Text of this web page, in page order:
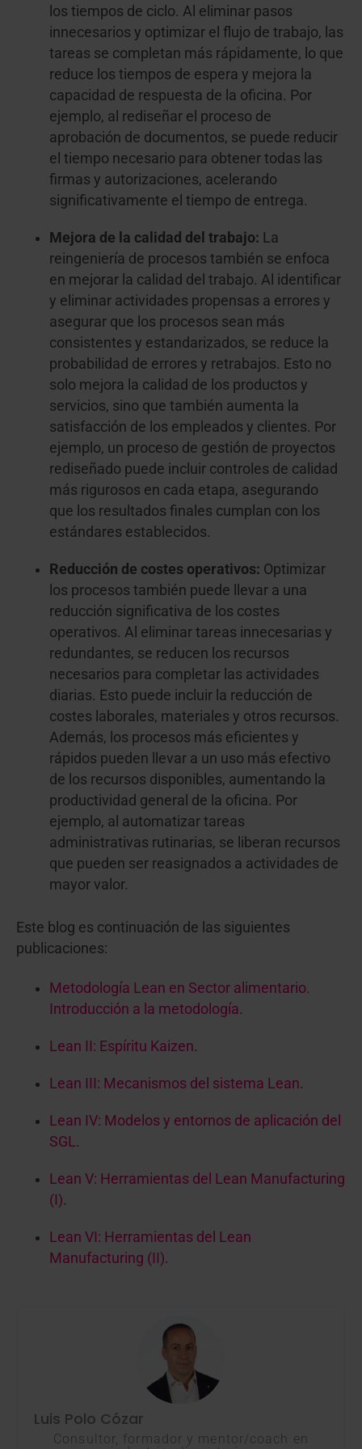
los tiempos de ciclo. Al eliminar pasos
innecesarios y optimizar el flujo de trabajo, las
tareas se completan más rápidamente, lo que
reduce los tiempos de espera y mejora la
capacidad de respuesta de la oficina. Por
ejemplo, al rediseñar el proceso de
aprobación de documentos, se puede reducir
el tiempo necesario para obtener todas las
firmas y autorizaciones, acelerando
significativamente el tiempo de entrega.
Mejora de la calidad del trabajo: La
reingeniería de procesos también se enfoca
en mejorar la calidad del trabajo. Al identificar
y eliminar actividades propensas a errores y
asegurar que los procesos sean más
consistentes y estandarizados, se reduce la
probabilidad de errores y retrabajos. Esto no
solo mejora la calidad de los productos y
servicios, sino que también aumenta la
satisfacción de los empleados y clientes. Por
ejemplo, un proceso de gestión de proyectos
rediseñado puede incluir controles de calidad
más rigurosos en cada etapa, asegurando
que los resultados finales cumplan con los
estándares establecidos.
Reducción de costes operativos: Optimizar
los procesos también puede llevar a una
reducción significativa de los costes
operativos. Al eliminar tareas innecesarias y
redundantes, se reducen los recursos
necesarios para completar las actividades
diarias. Esto puede incluir la reducción de
costes laborales, materiales y otros recursos.
Además, los procesos más eficientes y
rápidos pueden llevar a un uso más efectivo
de los recursos disponibles, aumentando la
productividad general de la oficina. Por
ejemplo, al automatizar tareas
administrativas rutinarias, se liberan recursos
que pueden ser reasignados a actividades de
mayor valor.
Este blog es continuación de las siguientes
publicaciones:
Metodología Lean en Sector alimentario.
Introducción a la metodología.
Lean II: Espíritu Kaizen.
Lean III: Mecanismos del sistema Lean.
Lean IV: Modelos y entornos de aplicación del
SGL.
Lean V: Herramientas del Lean Manufacturing
(I).
Lean VI: Herramientas del Lean
Manufacturing (II).
Luis Polo Cózar
Consultor, formador y mentor/coach en